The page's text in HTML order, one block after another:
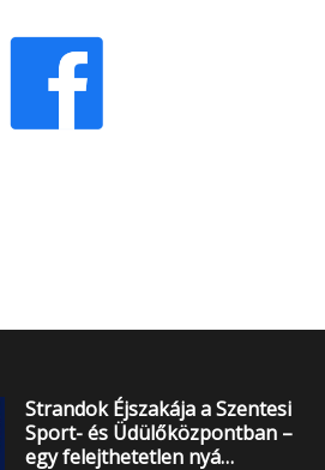
Strandok Éjszakája a Szentesi
Sport- és Üdülőközpontban –
egy felejthetetlen nyá…